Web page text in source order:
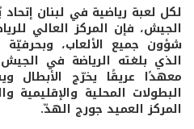
لكل لعبة رياضية في لبنان
الجيش، فإن المركز العالي
شؤون جميع الألعاب،
الذي بلغته الرياضة في
معهدًا عريقًا يخرّج الأبطال
البطولات المحلية والإقليمية
المركز العميد جورج الهدّ.